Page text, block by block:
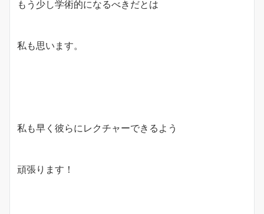
もう少し学術的になるべきだとは
私も思います。
私も早く彼らにレクチャーできるよう
頑張ります！